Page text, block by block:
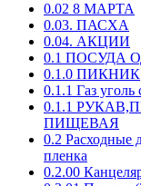
0.02 8 МАРТА
0.03. ПАСХА
0.04. АКЦИИ
0.1 ПОСУДА
0.1.0 ПИКНИК
0.1.1 Газ
0.1.1
ПИЩЕВАЯ
0.2 Расходные
пленка
0.2.00